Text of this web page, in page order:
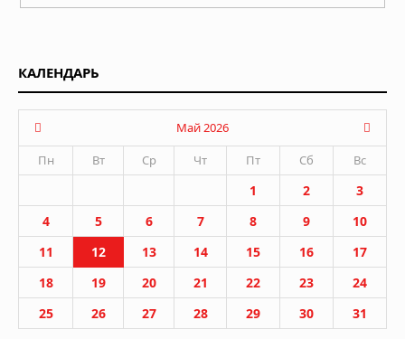
КАЛЕНДАРЬ
Май 2026
Пн
Вт Ср Чт Пт Сб Вс
1 2
3
4
5 6 7 8 9
10
11
12 13 14 15 16
17
18
19 20 21 22 23
24
25
26 27 28 29 30 31